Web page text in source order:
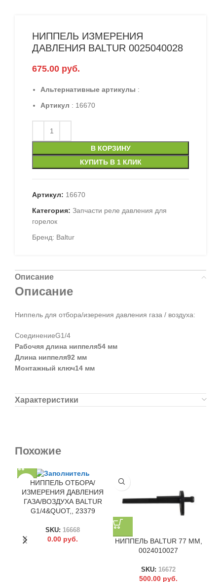
НИППЕЛЬ ИЗМЕРЕНИЯ
ДАВЛЕНИЯ BALTUR 0025040028
675.00 руб.
Альтернативные артикулы :
Артикул : 16670
В КОРЗИНУ
КУПИТЬ В 1 КЛИК
Артикул: 16670
Категория: Запчасти реле давления для
горелок
Бренд: Baltur
Описание
Описание
Ниппель для отбора/изерения давления газа / воздуха:
СоединениеG1/4
Рабочяя длина ниппеля54 мм
Длина ниппеля92 мм
Монтажный ключ14 мм
Характеристики
Похожие
НИППЕЛЬ ОТБОРА/
ИЗМЕРЕНИЯ ДАВЛЕНИЯ
ГАЗА/ВОЗДУХА BALTUR
G1/4&QUOT,, 23379
SKU: 16668
0.00 руб.
НИППЕЛЬ BALTUR 77 ММ,
0024010027
SKU: 16672
500.00 руб.